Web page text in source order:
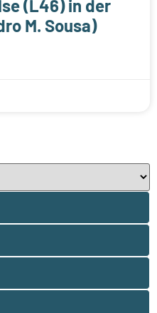
(L46) in der
M. Sousa)